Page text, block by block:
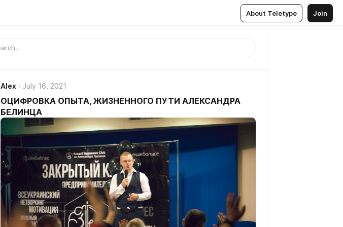
About Teletype Join
Alex July 16, 2021
ОЦИФРОВКА ОПЫТА, ЖИЗНЕННОГО ПУТИ АЛЕКСАНДРА
БЕЛИНЦА